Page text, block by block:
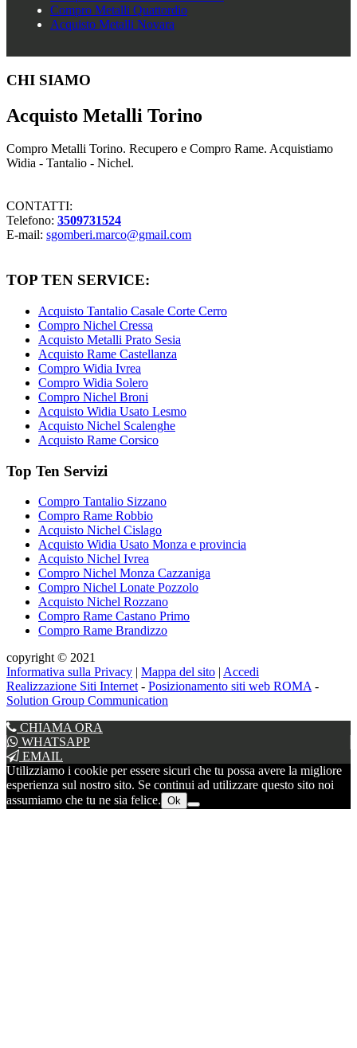
Compro Metalli Quattordio
Acquisto Metalli Novara
Footer
CHI SIAMO
Acquisto Metalli Torino
Compro Metalli Torino. Recupero e Compro Rame. Acquistiamo
Widia - Tantalio - Nichel.
CONTATTI:
Telefono: 3509731524
E-mail: sgomberi.marco@gmail.com
TOP TEN SERVICE:
Acquisto Tantalio Casale Corte Cerro
Compro Nichel Cressa
Acquisto Metalli Prato Sesia
Acquisto Rame Castellanza
Compro Widia Ivrea
Compro Widia Solero
Compro Nichel Broni
Acquisto Widia Usato Lesmo
Acquisto Nichel Scalenghe
Acquisto Rame Corsico
Top Ten Servizi
Compro Tantalio Sizzano
Compro Rame Robbio
Acquisto Nichel Cislago
Acquisto Widia Usato Monza e provincia
Acquisto Nichel Ivrea
Compro Nichel Monza Cazzaniga
Compro Nichel Lonate Pozzolo
Acquisto Nichel Rozzano
Compro Rame Castano Primo
Compro Rame Brandizzo
copyright © 2021
Informativa sulla Privacy | Mappa del sito | Accedi
Realizzazione Siti Internet - Posizionamento siti web ROMA -
Solution Group Communication
CHIAMA ORA
WHATSAPP
EMAIL
Utilizziamo i cookie per essere sicuri che tu possa avere la migliore
esperienza sul nostro sito. Se continui ad utilizzare questo sito noi
assumiamo che tu ne sia felice. Ok